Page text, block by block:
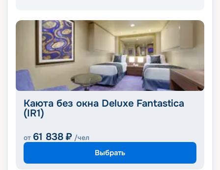
Каюта без окна Deluxe Fantastica
(IR1)
от 61 838 ₽ /чел
Выбрать